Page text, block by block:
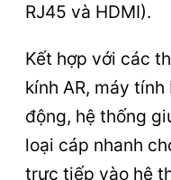
RJ45 và HDMI).
Kết hợp với các
kính AR, máy
động, hệ thống
loại cáp nhanh
trực tiếp vào hệ